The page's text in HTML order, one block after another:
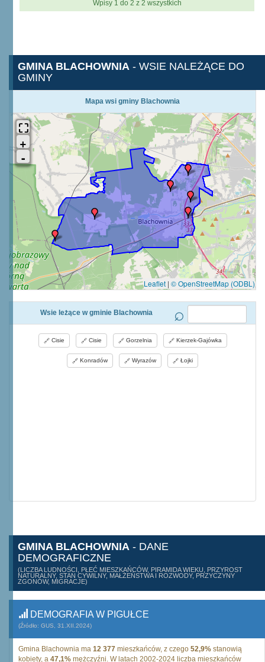
Wpisy 1 do 2 z 2 wszystkich
GMINA BLACHOWNIA - WSIE NALEŻĄCE DO
GMINY
Mapa wsi gminy Blachownia
Leaflet | © OpenStreetMap (ODBL)
Wsie leżące w gminie Blachownia
Cisie Cisie Gorzelnia Kierzek-Gajówka
Konradów Wyrazów Łojki
GMINA BLACHOWNIA - DANE
DEMOGRAFICZNE
(LICZBA LUDNOŚCI, PŁEĆ MIESZKAŃCÓW, PIRAMIDA WIEKU, PRZYROST
NATURALNY, STAN CYWILNY, MAŁŻEŃSTWA I ROZWODY, PRZYCZYNY
ZGONÓW, MIGRACJE)
DEMOGRAFIA W PIGUŁCE
(Źródło: GUS, 31.XII.2024)
Gmina Blachownia ma 12 377 mieszkańców, z czego 52,9% stanowią
kobiety, a 47,1% mężczyźni. W latach 2002-2024 liczba mieszkańców